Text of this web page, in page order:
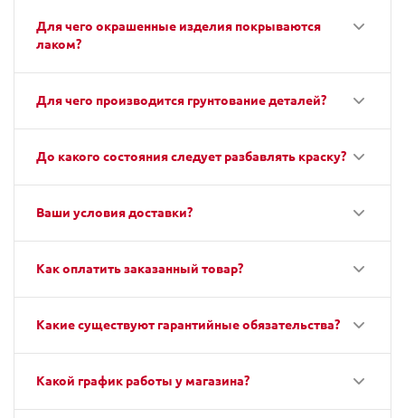
Для чего окрашенные изделия покрываются
лаком?
Для чего производится грунтование деталей?
До какого состояния следует разбавлять краску?
Ваши условия доставки?
Как оплатить заказанный товар?
Какие существуют гарантийные обязательства?
Какой график работы у магазина?